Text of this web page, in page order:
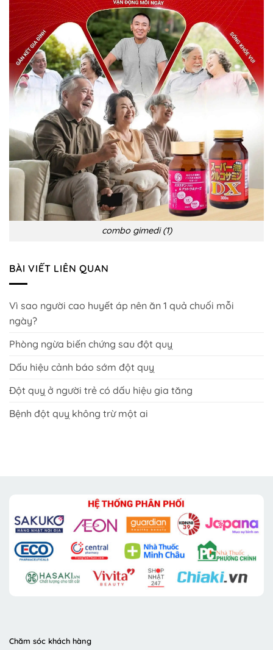
điều
trị
hiệu,
biến
chứng
và
phòng
ngừa
combo gimedi (1)
BÀI VIẾT LIÊN QUAN
Vì sao người cao huyết áp nên ăn 1 quả chuối mỗi
ngày?
Phòng ngừa biến chứng sau đột quỵ
Dấu hiệu cảnh báo sớm đột quỵ
Đột quỵ ở người trẻ có dấu hiệu gia tăng
Bệnh đột quỵ không trừ một ai
Chăm sóc khách hàng